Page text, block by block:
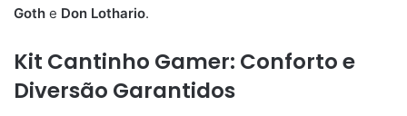
Goth e Don Lothario.
Kit Cantinho Gamer: Conforto e
Diversão Garantidos